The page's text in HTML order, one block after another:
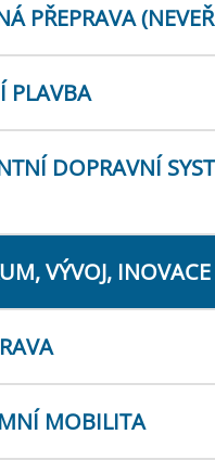
PŘEPRAVA
PLAVBA
DOPRAVNÍ
VÝVOJ, INOVACE
MOBILITA